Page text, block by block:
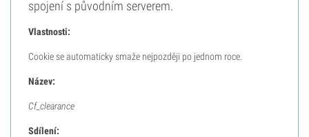
spojení s původním serverem.
Vlastnosti:
Cookie se automaticky smaže nejpozději po jednom roce.
Název:
Cf_clearance
Sdílení: